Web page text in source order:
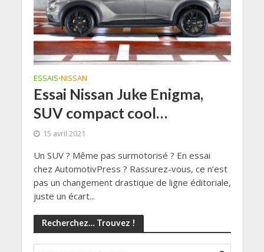
ESSAIS•NISSAN
Essai Nissan Juke Enigma,
SUV compact cool…
15 avril 2021
Un SUV ? Même pas surmotorisé ? En essai
chez AutomotivPress ? Rassurez-vous, ce n’est
pas un changement drastique de ligne éditoriale,
juste un écart...
Recherchez… Trouvez !